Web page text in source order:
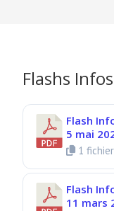
Flashs
Flash
5 mai
1
Flash
11 mars